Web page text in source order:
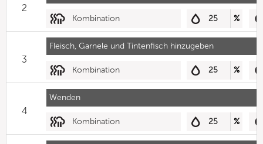
2
Kombination 25 %
Fleisch, Garnele und Tintenfisch hinzugeben
3
Kombination 25 %
Wenden
4
Kombination 25 %